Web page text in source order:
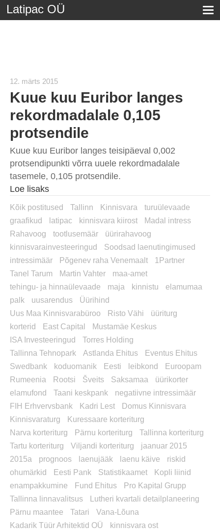
Latipac OÜ
12. märts 2015
Kuue kuu Euribor langes
rekordmadalale 0,105
protsendile
Kuue kuu Euribor langes teisipäeval 0,002
protsendipunkti võrra uuele rekordmadalale
tasemele, 0,105 protsendile.
Loe lisaks
Kõik postitused Tallinn Kinnisvara
turuülevaade
graafikud
latipac kinnisvara kiirost
Madal intress
Rahavoog
tootlusemäär
üürirahavoog
kinnisvarainvesteeringud
Soodsad laenutingimused
intressimäär
Põgenev raha Venemaalt
1Partner
Tanel Tarum
Martin Vahter
maa-amet
tehingu- ja hinnaülevaade
maja kinnistu
elamumaa
palk
uusarendus
Üürihind
Uus Maa Kinnisvarabüroo
Risto Vähi
üüriturg
korterid
East Capital
Mustamäe Keskus
ISA Investeeringud
Torres Holding
Tallinna Tehnopark
Astlanda Ehitus
Eventus Ehitus
Swedbank
koduomanik Eesti leibkond
Euroopam
Rumeenia
Rootsi Šveits Saksamaa
üürikorter
elamufond
Taani keskpank
negatiivne intressimäär
FIH Erhvervsbank
Kadri Lest
Domus Kinnisvara
Kinnisvaraturg
Kuressaare korteriturg
Narva korteriturg
Pärnu korteriturg
Tallinna korteriturg
Tartu korteriturg
Viljandi korteriturg
jaanuar 2015
2015a
prognoos laenujääk laenu käive
riskid
ohumärkid
Eesti Pank Statistikaamet
Kopli liinid
enampakkumine
Fund Ehitus
Pro Kapital Grupp
Tallinna linnavalitsus
Lutheri kvartali detailplaneering
Pärnu maantee
Tatari
Vana-Lõuna
Kadarik Tüür Arhitektid OÜ
kinnisvara ost